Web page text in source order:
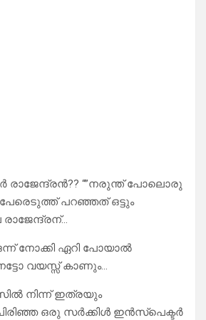
രാജേന്ദ്രൻ?? “”നരുന്ത് പോലൊരു
പറഞ്ഞത് ഒട്ടും
രാജേന്ദ്രന്…
നോക്കി ഏറി പോയാൽ
വയസ്സ് കാണും…
നിന്ന് ഇത്രയും
ഒരു സർക്കിൾ ഇൻസ്പെക്ടർ